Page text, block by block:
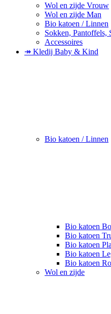
Wol en zijde Vrouw
Wol en zijde Man
Bio katoen / Linnen
Sokken, Pantoffels,
Accessoires
↠ Kledij Baby & Kind
Bio katoen / Linnen
Bio katoen
Bio katoen
Bio katoen
Bio katoen
Bio katoen
Wol en zijde